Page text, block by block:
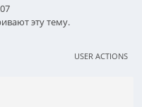
эту тему.
USER ACTIONS